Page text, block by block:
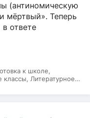
(антиномическую
мёртвый». Теперь
ответе
к школе,
Литературное